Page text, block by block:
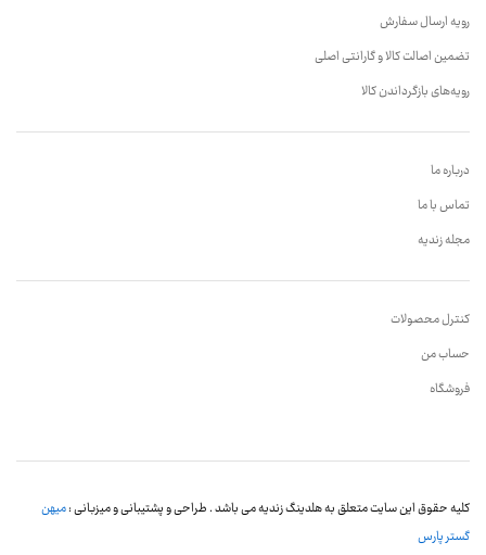
رویه ارسال سفارش
تضمین اصالت کالا و گارانتی اصلی
رویه‌های بازگرداندن کالا
درباره ما
تماس با ما
مجله زندیه
کنترل محصولات
حساب من
فروشگاه
کلیه حقوق این سایت متعلق به هلدینگ زندیه می باشد . طراحی و پشتیبانی و میزبانی :میهن
گستر پارس